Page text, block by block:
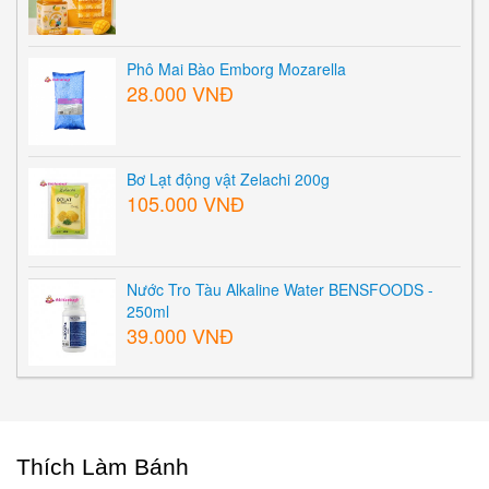
Phô Mai Bào Emborg Mozarella
28.000 VNĐ
Bơ Lạt động vật Zelachi 200g
105.000 VNĐ
Nước Tro Tàu Alkaline Water BENSFOODS -
250ml
39.000 VNĐ
Thích Làm Bánh